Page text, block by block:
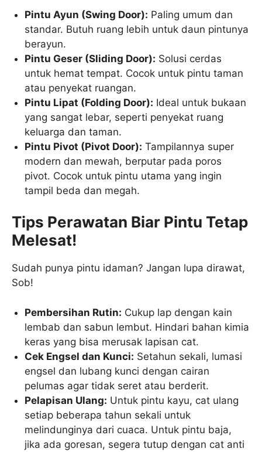
Pintu Ayun (Swing Door): Paling umum dan
standar. Butuh ruang lebih untuk daun pintunya
berayun.
Pintu Geser (Sliding Door): Solusi cerdas
untuk hemat tempat. Cocok untuk pintu taman
atau penyekat ruangan.
Pintu Lipat (Folding Door): Ideal untuk bukaan
yang sangat lebar, seperti penyekat ruang
keluarga dan taman.
Pintu Pivot (Pivot Door): Tampilannya super
modern dan mewah, berputar pada poros
pivot. Cocok untuk pintu utama yang ingin
tampil beda dan megah.
Tips Perawatan Biar Pintu Tetap
Melesat!
Sudah punya pintu idaman? Jangan lupa dirawat,
Sob!
Pembersihan Rutin: Cukup lap dengan kain
lembab dan sabun lembut. Hindari bahan kimia
keras yang bisa merusak lapisan cat.
Cek Engsel dan Kunci: Setahun sekali, lumasi
engsel dan lubang kunci dengan cairan
pelumas agar tidak seret atau berderit.
Pelapisan Ulang: Untuk pintu kayu, cat ulang
setiap beberapa tahun sekali untuk
melindunginya dari cuaca. Untuk pintu baja,
jika ada goresan, segera tutup dengan cat anti